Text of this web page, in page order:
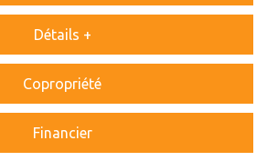
Détails +
Copropriété
Financier